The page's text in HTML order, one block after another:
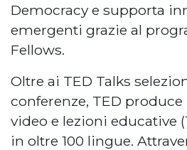
Democracy e supporta
emergenti grazie al
Fellows.
Oltre ai TED Talks
conferenze, TED produce
video e lezioni educative
in oltre 100 lingue.